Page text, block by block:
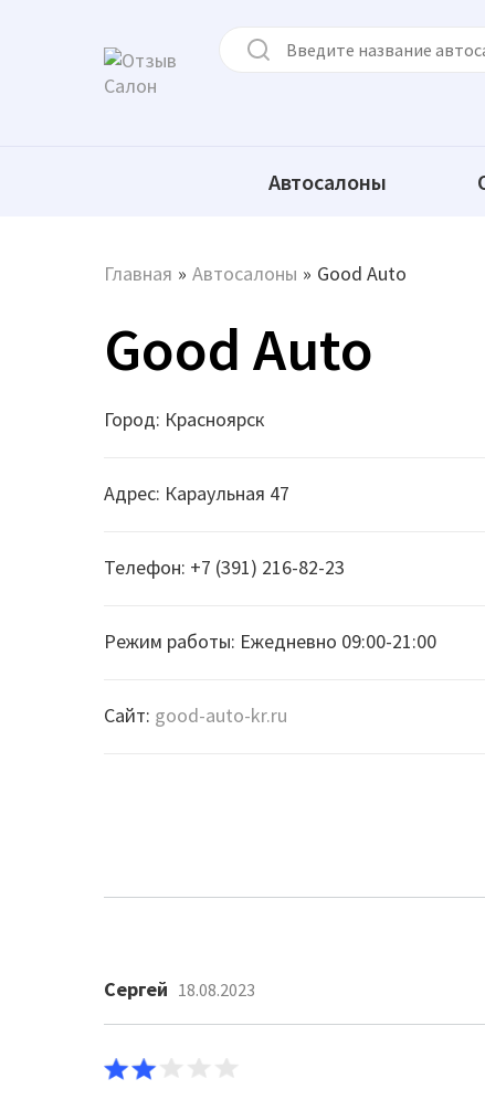
Автосалоны
Главная » Автосалоны » Good Auto
Good Auto
Город: Красноярск
Адрес: Караульная 47
Телефон: +7 (391) 216-82-23
Режим работы: Ежедневно 09:00-21:00
Сайт: good-auto-kr.ru
Сергей 18.08.2023